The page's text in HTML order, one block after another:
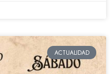
ACTUALIDAD